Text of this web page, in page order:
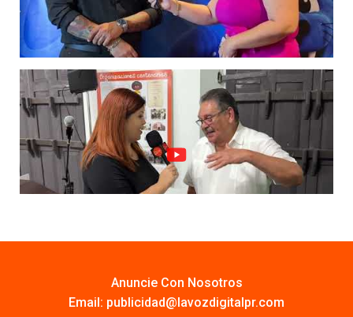
Anuncie Con Nosotros
Email: publicidad@lavozdigitalpr.com